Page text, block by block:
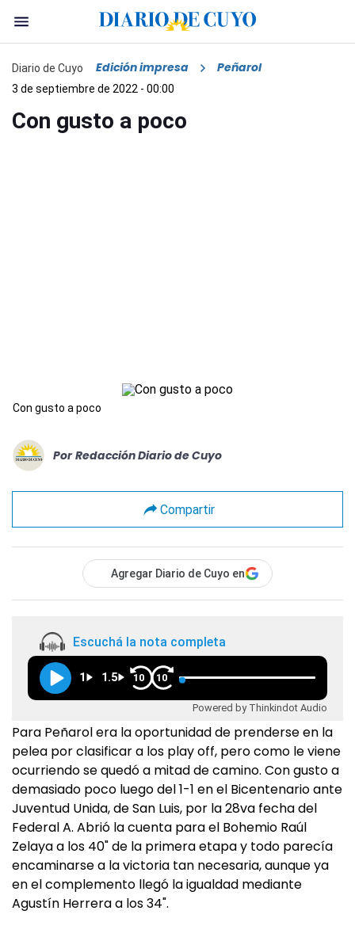
Diario de Cuyo Edición impresa Peñarol
3 de septiembre de 2022 - 00:00
Con gusto a poco
Con gusto a poco
Por Redacción Diario de Cuyo
Compartir
Agregar Diario de Cuyo en
Escuchá la nota completa
1 1.5 10 10
Powered by Thinkindot Audio
Para Peñarol era la oportunidad de prenderse en la
pelea por clasificar a los play off, pero como le viene
ocurriendo se quedó a mitad de camino. Con gusto a
demasiado poco luego del 1-1 en el Bicentenario ante
Juventud Unida, de San Luis, por la 28va fecha del
Federal A. Abrió la cuenta para el Bohemio Raúl
Zelaya a los 40" de la primera etapa y todo parecía
encaminarse a la victoria tan necesaria, aunque ya
en el complemento llegó la igualdad mediante
Agustín Herrera a los 34".